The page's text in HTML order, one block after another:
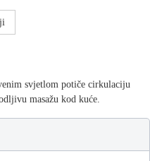
svjetlom potiče cirkulaciju
masažu kod kuće.